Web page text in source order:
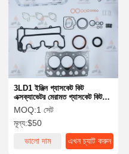
3LD1 ইঞ্জিন গ্যাসকেট কিট
এক্সক্যাভেটর মেরামত গ্যাসকেট কিট
ইসুজু এক্সক্যাভেটর ইঞ্জিনের অংশ
MOQ:1 সেট
মূল্য:$50
ভালো দাম
এখন চ্যাট করুন